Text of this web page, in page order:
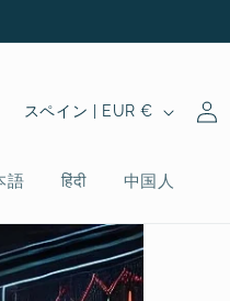
語 हिंदी 中国人
国
地
スペイン | EUR €
イ